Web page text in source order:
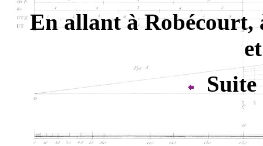
En allant à Robécourt,